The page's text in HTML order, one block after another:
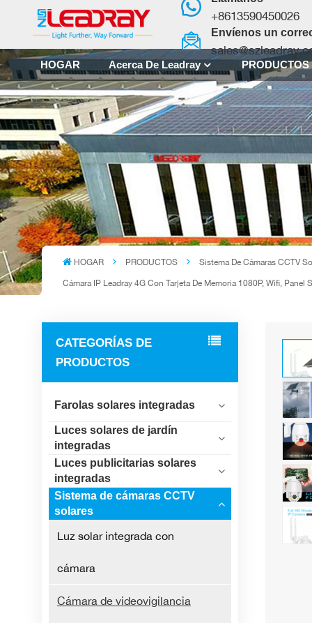
+8613590450026
Envíenos un
HOGAR Acerca De Leadray PRODUCTOS
HOGAR PRODUCTOS Sistema De Cámaras CCTV
Cámara IP Leadray 4G Con Tarjeta De Memoria 1080P, Wifi,
CATEGORÍAS DE
PRODUCTOS
Farolas solares integradas
Luces solares de jardín
integradas
Luces publicitarias solares
integradas
Sistema de cámaras CCTV
solares
Luz solar integrada con
cámara
Cámara de videovigilancia